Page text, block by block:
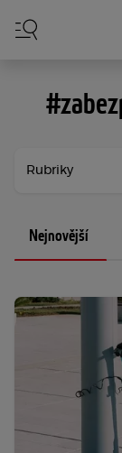
Nejnovější
Rubriky